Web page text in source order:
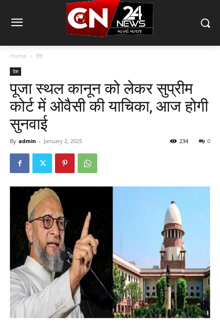
Home देश
देश
पूजा स्थल कानून को लेकर सुप्रीम
कोर्ट में ओवैसी की याचिका, आज होगी
सुनवाई
By admin - January 2, 2025 0
234